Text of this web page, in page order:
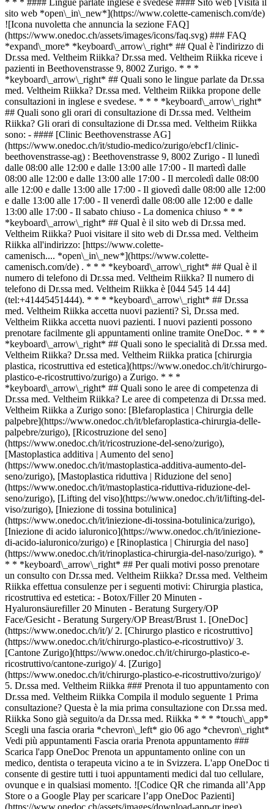
* * * #### Lingue parlate inglese e svedese #### Sito web [Visita il
sito web *open\_in\_new*](https://www.colette-camenisch.com/de)
![Icona nuvoletta che annuncia la sezione FAQ]
(https://www.onedoc.ch/assets/images/icons/faq.svg) ### FAQ
*expand\_more* *keyboard\_arrow\_right* ## Qual è l'indirizzo di
Dr.ssa med. Veltheim Riikka? Dr.ssa med. Veltheim Riikka riceve i
pazienti in Beethovenstrasse 9, 8002 Zurigo. * * *
*keyboard\_arrow\_right* ## Quali sono le lingue parlate da Dr.ssa
med. Veltheim Riikka? Dr.ssa med. Veltheim Riikka propone delle
consultazioni in inglese e svedese. * * * *keyboard\_arrow\_right*
## Quali sono gli orari di consultazione di Dr.ssa med. Veltheim
Riikka? Gli orari di consultazione di Dr.ssa med. Veltheim Riikka
sono: - #### [Clinic Beethovenstrasse AG]
(https://www.onedoc.ch/it/studio-medico/zurigo/ebcf1/clinic-
beethovenstrasse-ag) : Beethovenstrasse 9, 8002 Zurigo - Il lunedì
dalle 08:00 alle 12:00 e dalle 13:00 alle 17:00 - Il martedì dalle
08:00 alle 12:00 e dalle 13:00 alle 17:00 - Il mercoledì dalle 08:00
alle 12:00 e dalle 13:00 alle 17:00 - Il giovedì dalle 08:00 alle 12:00
e dalle 13:00 alle 17:00 - Il venerdì dalle 08:00 alle 12:00 e dalle
13:00 alle 17:00 - Il sabato chiuso - La domenica chiuso * * *
*keyboard\_arrow\_right* ## Qual è il sito web di Dr.ssa med.
Veltheim Riikka? Puoi visitare il sito web di Dr.ssa med. Veltheim
Riikka all'indirizzo: [https://www.colette-
camenisch.... *open\_in\_new*](https://www.colette-
camenisch.com/de) . * * * *keyboard\_arrow\_right* ## Qual è il
numero di telefono di Dr.ssa med. Veltheim Riikka? Il numero di
telefono di Dr.ssa med. Veltheim Riikka è [044 545 14 44]
(tel:+41445451444). * * * *keyboard\_arrow\_right* ## Dr.ssa
med. Veltheim Riikka accetta nuovi pazienti? Sì, Dr.ssa med.
Veltheim Riikka accetta nuovi pazienti. I nuovi pazienti possono
prenotare facilmente gli appuntamenti online tramite OneDoc. * * *
*keyboard\_arrow\_right* ## Quali sono le specialità di Dr.ssa med.
Veltheim Riikka? Dr.ssa med. Veltheim Riikka pratica [chirurgia
plastica, ricostruttiva ed estetica](https://www.onedoc.ch/it/chirurgo-
plastico-e-ricostruttivo/zurigo) a Zurigo. * * *
*keyboard\_arrow\_right* ## Quali sono le aree di competenza di
Dr.ssa med. Veltheim Riikka? Le aree di competenza di Dr.ssa med.
Veltheim Riikka a Zurigo sono: [Blefaroplastica | Chirurgia delle
palpebre](https://www.onedoc.ch/it/blefaroplastica-chirurgia-delle-
palpebre/zurigo), [Ricostruzione del seno]
(https://www.onedoc.ch/it/ricostruzione-del-seno/zurigo),
[Mastoplastica additiva | Aumento del seno]
(https://www.onedoc.ch/it/mastoplastica-additiva-aumento-del-
seno/zurigo), [Mastoplastica riduttiva | Riduzione del seno]
(https://www.onedoc.ch/it/mastoplastica-riduttiva-riduzione-del-
seno/zurigo), [Lifting del viso](https://www.onedoc.ch/it/lifting-del-
viso/zurigo), [Iniezione di tossina botulinica]
(https://www.onedoc.ch/it/iniezione-di-tossina-botulinica/zurigo),
[Iniezione di acido ialuronico](https://www.onedoc.ch/it/iniezione-
di-acido-ialuronico/zurigo) e [Rinoplastica | Chirurgia del naso]
(https://www.onedoc.ch/it/rinoplastica-chirurgia-del-naso/zurigo). *
* * *keyboard\_arrow\_right* ## Per quali motivi posso prenotare
un consulto con Dr.ssa med. Veltheim Riikka? Dr.ssa med. Veltheim
Riikka effettua consulenze per i seguenti motivi: Chirurgia plastica,
ricostruttiva ed estetica: - Botox/Filler 20 Minuten -
Hyaluronsäurefiller 20 Minuten - Beratung Surgery/OP
Face/Gesicht - Beratung Surgery/OP Breast/Brust 1. [OneDoc](https://www.onedoc.ch/it/)/ 2. [Chirurgo plastico e ricostruttivo](https://www.onedoc.ch/it/chirurgo-plastico-e-ricostruttivo)/ 3. [Cantone Zurigo](https://www.onedoc.ch/it/chirurgo-plastico-e-ricostruttivo/cantone-zurigo)/ 4. [Zurigo](https://www.onedoc.ch/it/chirurgo-plastico-e-ricostruttivo/zurigo)/ 5. Dr.ssa med. Veltheim Riikka ### Prenota il tuo appuntamento con Dr.ssa med. Veltheim Riikka Compila il modulo seguente 1 Prima consultazione? Questa è la mia prima consultazione con Dr.ssa med. Riikka Sono già seguito/a da Dr.ssa med. Riikka * * * *touch\_app* Scegli una fascia oraria *chevron\_left* gio 06 ago *chevron\_right* Vedi più appuntamenti Fascia oraria Prenota appuntamento ### Scarica l'app OneDoc Prenota un appuntamento online con un medico, dentista o terapeuta vicino a te in Svizzera. L'app OneDoc ti consente di gestire tutti i tuoi appuntamenti medici dal tuo cellulare, ovunque e in qualsiasi momento. ![Codice QR che rimanda all’App Store o a Google Play per scaricare l’app OneDoc Pazienti](https://www.onedoc.ch/assets/images/download-app-qr.jpeg) Scansiona il codice QR per scaricare l'app [![Scarica la nostra applicazione su App Store!](https://www.onedoc.ch/assets/images/app-store-badge-it.svg)](https://apps.apple.com/ch/app/onedoc/id1592376413?l=fr)[![Scarica la nostra app su Google Play Store!](https://www.onedoc.ch/assets/images/google-play-badge-it.png)](https://play.google.com/store/apps/details?id=ch.onedoc.patient&hl=fr-CH) *keyboard\_arrow\_right* ## Specialità correlate [Chirurgo plastico e ricostruttivo a Zurigo](https://www.onedoc.ch/it/chirurgo-plastico-e-ricostruttivo/zurigo)[Chirurgo plastico e ricostruttivo a Aarau](https://www.onedoc.ch/it/chirurgo-plastico-e-ricostruttivo/aarau)[Chirurgo plastico e ricostruttivo a Fällanden](https://www.onedoc.ch/it/chirurgo-plastico-e-ricostruttivo/fallanden)[Chirurgo plastico e ricostruttivo a Zugo](https://www.onedoc.ch/it/chirurgo-plastico-e-ricostruttivo/zugo)[Chirurgo plastico e ricostruttivo a Lenzburg](https://www.onedoc.ch/it/chirurgo-plastico-e-ricostruttivo/lenzburg)[Chirurgo plastico e ricostruttivo a Meggen](https://www.onedoc.ch/it/chirurgo-plastico-e-ricostruttivo/meggen)[Chirurgo plastico e ricostruttivo a Zollikon](https://www.onedoc.ch/it/chirurgo-plastico-e-ricostruttivo/zollikon)[Chirurgo plastico e ricostruttivo a Küssnacht](https://www.onedoc.ch/it/chirurgo-plastico-e-ricostruttivo/kussnacht)[Chirurgo plastico e ricostruttivo a Baden](https://www.onedoc.ch/it/chirurgo-plastico-e-ricostruttivo/baden)[Chirurgo plastico e ricostruttivo a Aarburg](https://www.onedoc.ch/it/chirurgo-plastico-e-ricostruttivo/aarburg)[Chirurgo plastico e ricostruttivo a Lucerna](https://www.onedoc.ch/it/chirurgo-plastico-e-ricostruttivo/lucerna)[Chirurgo plastico e ricostruttivo a Rapperswil-Jona](https://www.onedoc.ch/it/chirurgo-plastico-e-ricostruttivo/rapperswil-jona)[Chirurgo plastico e ricostruttivo a Olten](https://www.onedoc.ch/it/chirurgo-plastico-e-ricostruttivo/olten)[Chirurgo plastico e ricostruttivo a Dübendorf](https://www.onedoc.ch/it/chirurgo-plastico-e-ricostruttivo/dubendorf)[Chirurgo plastico e ricostruttivo a Uster](https://www.onedoc.ch/it/chirurgo-plastico-e-ricostruttivo/uster) *keyboard\_arrow\_right* ## Competenze correlate [Blefaroplastica | Chirurgia delle palpebre a Zurigo](https://www.onedoc.ch/it/blefaroplastica-chirurgia-delle-palpebre/zurigo)[Blefaroplastica | Chirurgia delle palpebre a Lucerna](https://www.onedoc.ch/it/blefaroplastica-chirurgia-delle-palpebre/lucerna)[Blefaroplastica | Chirurgia delle palpebre a Winterthur](https://www.onedoc.ch/it/blefaroplastica-chirurgia-delle-palpebre/winterthur)[Blefaroplastica | Chirurgia delle palpebre a Sursee](https://www.onedoc.ch/it/blefaroplastica-chirurgia-delle-palpebre/sursee)[Blefaroplastica | Chirurgia delle palpebre a Baar](https://www.onedoc.ch/it/blefaroplastica-chirurgia-delle-palpebre/baar)[Blefaroplastica | Chirurgia delle palpebre a Olten](https://www.onedoc.ch/it/blefaroplastica-chirurgia-delle-palpebre/olten)[Blefaroplastica | Chirurgia delle palpebre a Aarau](https://www.onedoc.ch/it/blefaroplastica-chirurgia-delle-palpebre/aarau)[Ricostruzione del seno a Zurigo](https://www.onedoc.ch/it/ricostruzione-del-seno/zurigo)[Ricostruzione del seno a Fällanden](https://www.onedoc.ch/it/ricostruzione-del-seno/fallanden)[Ricostruzione del seno a Lenzburg](https://www.onedoc.ch/it/ricostruzione-del-seno/lenzburg)[Ricostruzione del seno a Küssnacht](https://www.onedoc.ch/it/ricostruzione-del-seno/kussnacht)[Ricostruzione del seno a Uster](https://www.onedoc.ch/it/ricostruzione-del-seno/uster)[Mastoplastica additiva | Aumento del seno a Zurigo](https://www.onedoc.ch/it/mastoplastica-additiva-aumento-del-seno/zurigo)[Mastoplastica additiva | Aumento del seno a Fällanden](https://www.onedoc.ch/it/mastoplastica-additiva-aumento-del-seno/fallanden)[Mastoplastica additiva | Aumento del seno a Aarau](https://www.onedoc.ch/it/mastoplastica-additiva-aumento-del-seno/aarau)[Mastoplastica additiva | Aumento del seno a Lenzburg](https://www.onedoc.ch/it/mastoplastica-additiva-aumento-del-seno/lenzburg)[Mastoplastica additiva | Aumento del seno a Zugo](https://www.onedoc.ch/it/mastoplastica-additiva-aumento-del-seno/zugo)[Mastoplastica additiva | Aumento del seno a Küssnacht](https://www.onedoc.ch/it/mastoplastica-additiva-aumento-del-seno/kussnacht)[Mastoplastica additiva | Aumento del seno a Aarburg](https://www.onedoc.ch/it/mastoplastica-additiva-aumento-del-seno/aarburg) *keyboard\_arrow\_right* ## Ricerche frequenti [Specialista in medicina interna generale a Zurigo](https://www.onedoc.ch/it/specialista-in-medicina-interna-generale/zurigo)[OB-GYN (ostetrico-ginecologo) a Zurigo](https://www.onedoc.ch/it/ob-gyn-ostetrico-ginecologo/zurigo)[Oculista a Zurigo](https://www.onedoc.ch/it/oculista/zurigo)[Massaggiatore classico a Zurigo](https://www.onedoc.ch/it/massaggiatore-classico/zurigo)[Fisioterapista a Zurigo](https://www.onedoc.ch/it/fisioterapista/zurigo)[Medico generico a Zurigo](https://www.onedoc.ch/it/medico-generico/zurigo)[Dermatologo a Zurigo](https://www.onedoc.ch/it/dermatologo/zurigo)[Specialista in medicina estetica a Zurigo](https://www.onedoc.ch/it/specialista-in-medicina-estetica/zurigo)[Centro vaccinale a Zurigo](https://www.onedoc.ch/it/centro-vaccinale/zurigo)[Terapista in riflessologia a Zurigo](https://www.onedoc.ch/it/terapista-in-riflessologia/zurigo)[Terapista in massaggio medico a Zurigo](https://www.onedoc.ch/it/terapista-in-massaggio-medico/zurigo)[Fisioterapista a Winterthur](https://www.onedoc.ch/it/fisioterapista/winterthur)[Osteopata a Zurigo](https://www.onedoc.ch/it/osteopata/zurigo)[Gastroenterologo a Zurigo](https://www.onedoc.ch/it/gastroenterologo/zurigo)[Neurologo (incl. specialista in cefalee) a Zurigo](https://www.onedoc.ch/it/neurologo-incl-specialista-in-cefalee/zurigo)[Medico generico a Winterthur](https://www.onedoc.ch/it/medico-generico/winterthur)[Dentista a Zurigo](https://www.onedoc.ch/it/dentista/zurigo)[Naturopata MCO/TEN a Zurigo](https://www.onedoc.ch/it/naturopata-mco-ten/zurigo)[Prestazioni sanitarie in farmacia a Zurigo](https://www.onedoc.ch/it/prestazioni-sanitarie-in-farmacia/zurigo)[Cardiologo a Zurigo](https://www.onedoc.ch/it/cardiologo/zurigo)[OB-GYN (ostetrico-ginecologo) a Aarau](https://www.onedoc.ch/it/ob-gyn-ostetrico-ginecologo/aarau) *keyboard\_arrow\_right* ## Cerca un professionista [Elenco dei professionisti](https://www.onedoc.ch/it/elenco) [A](https://www.onedoc.ch/it/elenco/A) [B](https://www.onedoc.ch/it/elenco/B) [C](https://www.onedoc.ch/it/elenco/C) [D](https://www.onedoc.ch/it/elenco/D) [E](https://www.onedoc.ch/it/elenco/E) [F](https://www.onedoc.ch/it/elenco/F) [G](https://www.onedoc.ch/it/elenco/G) [H](https://www.onedoc.ch/it/elenco/H) [I](https://www.onedoc.ch/it/elenco/I) [J](https://www.onedoc.ch/it/elenco/J) [K](https://www.onedoc.ch/it/elenco/K) [L](https://www.onedoc.ch/it/elenco/L) [M](https://www.onedoc.ch/it/elenco/M) [N](https://www.onedoc.ch/it/elenco/N) [O](https://www.onedoc.ch/it/elenco/O) [P](https://www.onedoc.ch/it/elenco/P) [Q](https://www.onedoc.ch/it/elenco/Q) [R](https://www.onedoc.ch/it/elenco/R) [S](https://www.onedoc.ch/it/elenco/S) [T](https://www.onedoc.ch/it/elenco/T) [U](https://www.onedoc.ch/it/elenco/U) [V](https://www.onedoc.ch/it/elenco/V) [W](https://www.onedoc.ch/it/elenco/W) [X](https://www.onedoc.ch/it/elenco/X) [Y](https://www.onedoc.ch/it/elenco/Y) [Z](https://www.onedoc.ch/it/elenco/Z) ## OneDoc [Sono un professionista](https://info.onedoc.ch/it/) [Su di noi](https://info.onedoc.ch/it/nostra-missione/) [News e premi](https://info.onedoc.ch/it/media/) [Lavora con noi](https://career.onedoc.ch/it) [Centro privacy](https://privacy.onedoc.ch/it/) [Gestione dei cookie](javascript:Didomi.preferences.show%28%29) [Centro di assistenza](https://help.onedoc.ch/it/) ## Lingue [Deutsch](https://www.onedoc.ch/de/plastische-rekonstruktive-chirurgin/zurich/pcx9d/dr-med-veltheim-riikka) [Français](https://www.onedoc.ch/fr/chirurgienne-plasticien-et-esthetique/zurich/pcx9d/dr-med-veltheim-riikka) [Italiano](https://www.onedoc.ch/it/chirurga-plastico-e-ricostruttivo/zurigo/pcx9d/dr-med-veltheim-riikka) [English](https://www.onedoc.ch/en/plastic-reconstructive-surgeon/zurich/pcx9d/dr-med-veltheim-riikka) ## Specialità correlate [Chirurgo plastico e ricostruttivo a Zurigo](https://www.onedoc.ch/it/chirurgo-plastico-e-ricostruttivo/zurigo) [Chirurgo plastico e ricostruttivo a Aarau](https://www.onedoc.ch/it/chirurgo-plastico-e-ricostruttivo/aarau) [Chirurgo plastico e ricostruttivo a Fällanden](https://www.onedoc.ch/it/chirurgo-plastico-e-ricostruttivo/fallanden) [Chirurgo plastico e ricostruttivo a Zugo](https://www.onedoc.ch/it/chirurgo-plastico-e-ricostruttivo/zugo) [Chirurgo plastico e ricostruttivo a Lenzburg](https://www.onedoc.ch/it/chirurgo-plastico-e-ricostruttivo/lenzburg